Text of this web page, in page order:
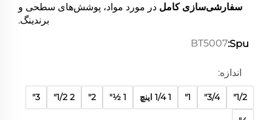
سفارشی‌سازی کامل در مورد مواد، پوشش‌های سطحی و
برندینگ.
Spu:
BT5007
اندازه:
1/2"
3/4"
1" 1 1/4 اینچ 1 1⁄2"
2"
2 1/2"
3"